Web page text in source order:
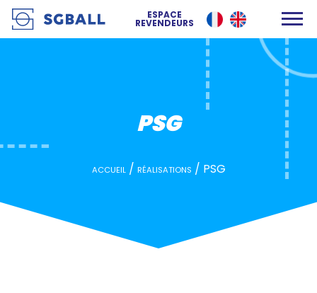
ESPACE
REVENDEURS
PSG
PSG
ACCUEIL/ RÉALISATIONS / PSG